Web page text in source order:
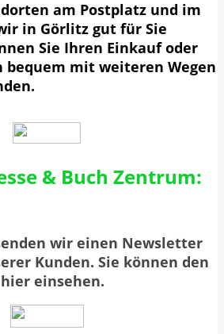
am Postplatz und im
in Görlitz gut für Sie
Sie Ihren Einkauf oder
bequem mit weiteren Wegen
& Buch Zentrum:
wir einen Newsletter
Kunden. Sie können den
einsehen.